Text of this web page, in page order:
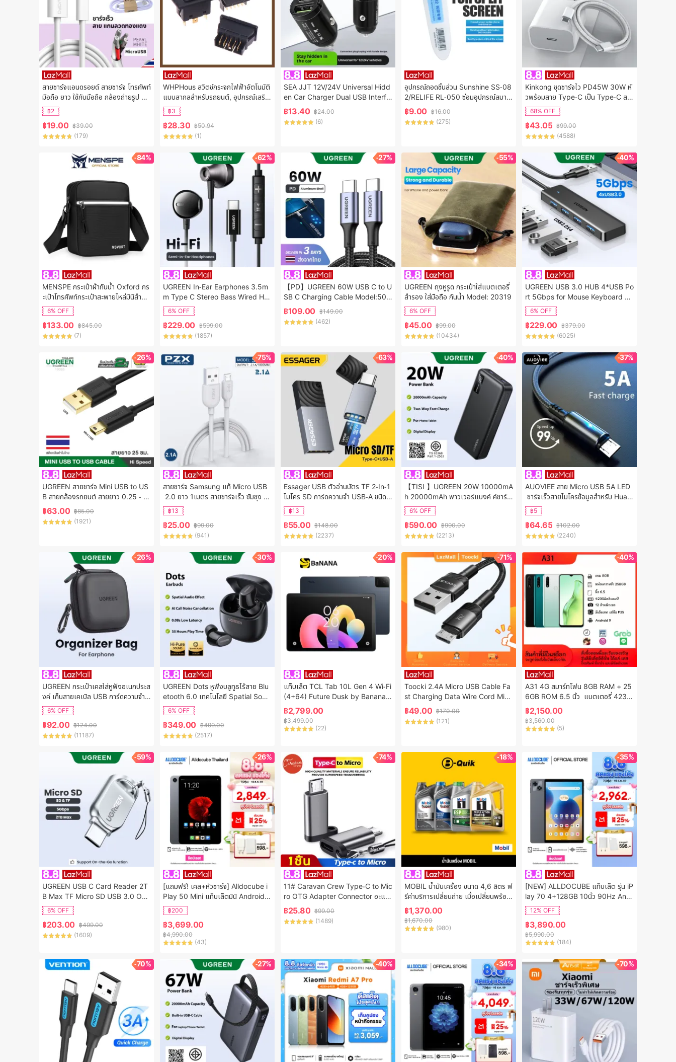
สายชาร์จแอนดรอยด์ สายชาร์จ โทรศัพท์
มือถือ ยาว ใช้กับมือถือ กล้องถ่ายรูป cc
tv หัว Micro USB พร Android
฿2
฿19.00 ฿39.00
(179)
WHPHous สวิตช์กระจกไฟฟ้าอัตโนมัติ
แบบสากลสำหรับรถยนต์, อุปกรณ์เสริม
สวิตช์ควบคุมการยก20A 5ขา DC 12V
฿3
฿28.30 ฿50.94
(1)
SEA JJT 12V/24V Universal Hidd
en Car Charger Dual USB Interfa
ce ชาร์จเร็วเหมาะสำหรับโทรศัพท์มือถือ
และอุปกรณ์ต่างๆ
฿13.40 ฿24.00
(6)
อุปกรณ์ถอดชิ้นส่วน Sunshine SS-08
2/RELIFE RL-050 ซ่อมอุปกรณ์สมาร์
ทโฟน สำหรับใช้แกะ งัด แงะจอLCD ซ่อ
มมือถือ
฿9.00 ฿16.00
(275)
Kinkong ชุดชาร์จไว PD45W 30W หั
วพร้อมสาย Type-C เป็น Type-C สา
ยชาร์จเร็ว Fast charging สำหรับไอโ
ฟน ไอแพด เข้ากันได้กับ For iPhone1
5 15Pro 15ProMax 16 16Pro 16P
roMax iPad Airpod
68% OFF
฿43.05 ฿99.00
(4588)
-84%
MENSPE กระเป๋าผ้ากันน้ำ Oxford กร
ะเป๋าโทรศัพท์กระเป๋าสะพายไหล่มินิสำหรั
บผู้ชาย,กระเป๋ากระเป๋าเอกสารพักผ่อนก
ระเป๋าถนนกระเป๋าเดินทางกระเป๋าธุรกิจก
ระเป๋าครอสบอดี้ความจุขนาดใหญ่กระเป๋า
ลำลองน้ำหนักเบา
6% OFF
฿133.00 ฿845.00
(7)
-62%
UGREEN In-Ear Earphones 3.5m
m Type C Stereo Bass Wired He
adphones HIFI Earphones with M
ic for Samsung S26 S25 S24 Ultr
a iPhone 17 16 15 Pro Max Mode
l:35756
6% OFF
฿229.00 ฿599.00
(1857)
-27%
【PD】UGREEN 60W USB C to U
SB C Charging Cable Model:501
50
฿109.00 ฿149.00
(462)
-55%
UGREEN ถุงหูรูด กระเป๋าใส่แบตเตอรี่
สำรอง ใส่มือถือ กันน้ำ Model: 20319
6% OFF
฿45.00 ฿99.00
(10434)
-40%
UGREEN USB 3.0 HUB 4*USB Po
rt 5Gbps for Mouse Keyboard Ca
rd Reader Model:25851
6% OFF
฿229.00 ฿379.00
(6025)
-26%
UGREEN สายชาร์จ Mini USB to US
B สายกล้องรถยนต์ สายยาว 0.25 - 3
เมตร รุ่น US132
฿63.00 ฿85.00
(1921)
-75%
สายชาร์จ Samsung แท้ Micro USB
2.0 ยาว 1เมตร สายชาร์จเร็ว ซัมซุง รอ
งรับ รุ่นS4/S6/S7/Note5/Edge/No
te3/J3/J5/J7/A3/A5/A7/A8
฿13
฿25.00 ฿99.00
(941)
-63%
Essager USB ตัวอ่านบัตร TF 2-In-1
ไมโคร SD การ์ดความจำ USB-A ชนิด
C To TF Adapter Micro SD เข้ากัน
ได้วินโดวส์แม็ค OS Linux ระบบ Andr
oid สำหรับแล็ปท็อปและแท็บเล็ต IPho
ne16 15 Samsung Huawei Xiaomi
บัตร TF TF การ์ดหน่วยความจ
฿13
฿55.00 ฿148.00
(2237)
-40%
【TISI 】UGREEN 20W 10000mA
h 20000mAh พาวเวอร์แบงค์ ค์ชาร์จเ
ร็วPowerbank พกพา Type C เพาเว
อร์แบงแท้ 37Wh 74Wh Model:PB3
12
6% OFF
฿590.00 ฿990.00
(2213)
-37%
AUOVIEE สาย Micro USB 5A LED
ชาร์จเร็วสายไมโครข้อมูลสำหรับ Huaw
ei Samsung Xiaomi Android อุปกร
ณ์เสริมโทรศัพท์มือถือสายชาร์จ
฿5
฿64.65 ฿102.00
(2240)
-26%
UGREEN กระเป๋าเคสใส่หูฟังอเนกประส
งค์ เก็บสายเคเบิล USB การ์ดความจำ ข
นาดมินิ กันน้ำ แข็งแรงคงทน พกพาสะด
วก Model:40816
6% OFF
฿92.00 ฿124.00
(11187)
-30%
UGREEN Dots หูฟังบลูทูธไร้สาย Blu
etooth 6.0 เทคโนโลยี Spatial Soun
d Hi-Fi ชัดเจน AI ตัดเสียงรบกวน สวม
ใส่สบายตลอดวัน รองรับแอปค้นหา Mo
del:75628
6% OFF
฿349.00 ฿499.00
(2517)
-20%
แท็บเล็ต TCL Tab 10L Gen 4 Wi-Fi
(4+64) Future Dusk by Banana I
T
฿2,799.00
฿3,499.00
(22)
-71%
Toocki 2.4A Micro USB Cable Fa
st Charging Data Wire Cord Micr
o USB Charger Cable For Samsu
ng Xiaomi LG Vivo Oppo Android
Fast Charging Data Cable Fast C
฿49.00 ฿170.00
(121)
-40%
A31 4G สมาร์ทโฟน 8GB RAM + 25
6GB ROM 6.5 นิ้ว  แบตเตอรี่ 4230
mAh//โทรศัพท์มือถือสำหรับนักเรียน/ผู้
สูงอายุ ของแท้   รับประกัน 1 ป
฿2,150.00
฿3,560.00
(5)
-59%
UGREEN USB C Card Reader 2T
B Max TF Micro SD USB 3.0 OT
G Memory Adapter for Samsung
Huawei MacBook Model: 15513
6% OFF
฿203.00 ฿499.00
(1609)
-26%
[แถมฟรี! เคส+หัวชาร์จ] Alldocube i
Play 50 Mini แท็บเล็ตมินิ Android 1
3 จอ 8.4 inch FHD 4G LTEไซส์มินิ โ
ทรได้ พกง่าย
฿200
฿3,699.00
฿4,990.00
(43)
-74%
11# Caravan Crew Type-C to Mic
ro OTG Adapter Connector อะแด
ปเตอร์ หัวแปลง
฿25.80 ฿99.00
(1489)
-18%
MOBIL น้ำมันเครื่อง ขนาด 4,6 ลิตร ฟ
รีค่าบริการเปลี่ยนถ่าย เมื่อเปลี่ยนพร้อมไ
ส้กรองที่ บี-ควิก
฿1,370.00
฿1,670.00
(980)
-35%
[NEW] ALLDOCUBE แท็บเล็ต รุ่น iP
lay 70 4+128GB 10นิ้ว 90Hz Andr
oid 15 รับประกัน12 เดือน ไม่สามารถใช้
ต่างประเทศได้
12% OFF
฿3,890.00
฿5,990.00
(184)
-70% -27% -40% -34% -70%